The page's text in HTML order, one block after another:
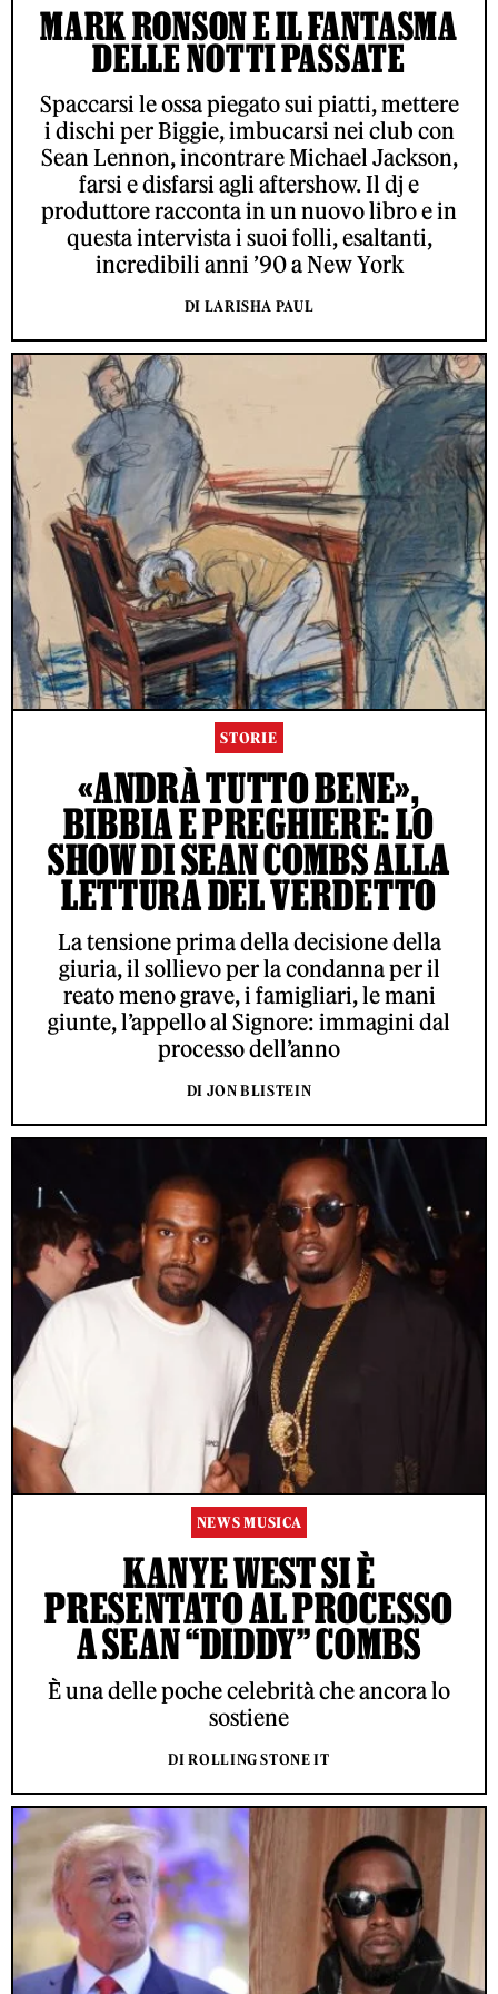
MARK RONSON E IL FANTASMA
DELLE NOTTI PASSATE
Spaccarsi le ossa piegato sui piatti, mettere
i dischi per Biggie, imbucarsi nei club con
Sean Lennon, incontrare Michael Jackson,
farsi e disfarsi agli aftershow. Il dj e
produttore racconta in un nuovo libro e in
questa intervista i suoi folli, esaltanti,
incredibili anni ’90 a New York
DI LARISHA PAUL
STORIE
«ANDRÀ TUTTO BENE»,
BIBBIA E PREGHIERE: LO
SHOW DI SEAN COMBS ALLA
LETTURA DEL VERDETTO
La tensione prima della decisione della
giuria, il sollievo per la condanna per il
reato meno grave, i famigliari, le mani
giunte, l’appello al Signore: immagini dal
processo dell’anno
DI JON BLISTEIN
NEWS MUSICA
KANYE WEST SI È
PRESENTATO AL PROCESSO
A SEAN “DIDDY” COMBS
È una delle poche celebrità che ancora lo
sostiene
DI ROLLING STONE IT